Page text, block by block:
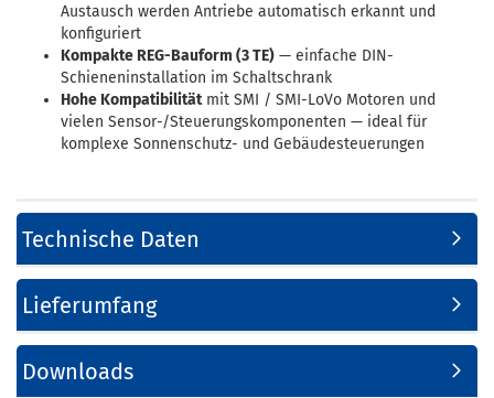
Austausch werden Antriebe automatisch erkannt und
konfiguriert
Kompakte REG-Bauform (3 TE) — einfache DIN-
Schieneninstallation im Schaltschrank
Hohe Kompatibilitätmit SMI / SMI-LoVo Motoren und
vielen Sensor-/Steuerungskomponenten — ideal für
komplexe Sonnenschutz- und Gebäudesteuerungen
Technische Daten
Lieferumfang
Downloads